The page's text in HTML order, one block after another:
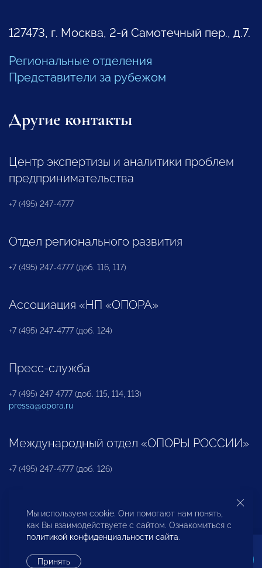
127473, г. Москва, 2-й Самотечный пер., д.7.
Региональные отделения
Представители за рубежом
Другие контакты
Центр экспертизы и аналитики проблем
предпринимательства
+7 (495) 247-4777
Отдел регионального развития
+7 (495) 247-4777 (доб. 116, 117)
Ассоциация «НП «ОПОРА»
+7 (495) 247-4777 (доб. 124)
Пресс-служба
+7 (495) 247 4777 (доб. 115, 114, 113)
pressa@opora.ru
Международный отдел «ОПОРЫ РОССИИ»
+7 (495) 247-4777 (доб. 126)
Бюро по защите прав предпринимателей и
инвесторов
Мы используем cookie. Они помогают нам понять,
как Вы взаимодействуете с сайтом. Ознакомиться с
политикой конфиденциальности сайта.
Принять